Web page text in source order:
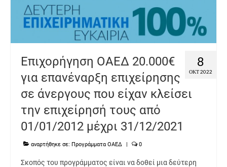
8
ΟΚΤ 2022
Επιχορήγηση ΟΑΕΔ 20.000€
για επανέναρξη επιχείρησης
σε άνεργους που είχαν κλείσει
την επιχείρησή τους από
01/01/2012 μέχρι 31/12/2021
αναρτήθηκε σε: Προγράμματα ΟΑΕΔ | 0
Σκοπός του προγράμματος είναι να δοθεί μια δεύτερη